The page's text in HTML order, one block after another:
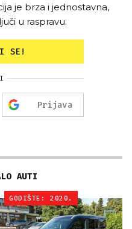
je brza i jednostavna,
u raspravu.
SE!
Prijava
AUTI
GODIŠTE: 2020.